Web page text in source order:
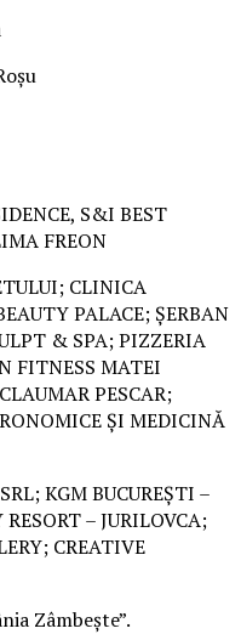
S&I BEST
FREON
CLINICA
PALACE; ȘERBAN
& SPA; PIZZERIA
FITNESS MATEI
PESCAR;
ȘI MEDICINĂ
KGM BUCUREȘTI –
– JURILOVCA;
CREATIVE
Zâmbește”.